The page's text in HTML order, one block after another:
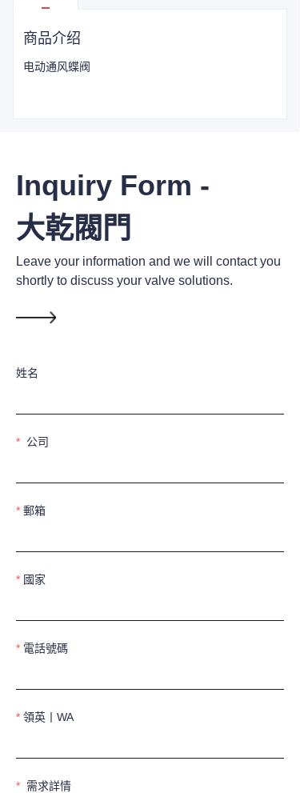
商品介绍
电动通风蝶阀
Inquiry Form -
大乾閥門
姓名
公司
郵箱
國家
電話號碼
領英丨WA
需求詳情
Leave your information and we will contact you
shortly to discuss your valve solutions.